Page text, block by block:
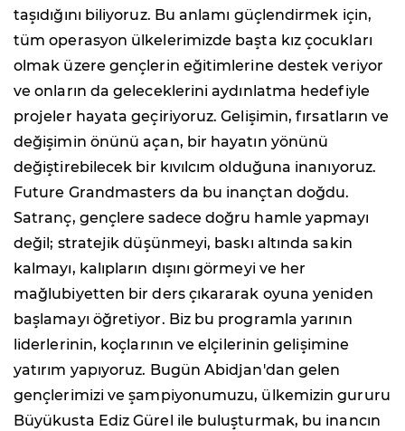
taşıdığını biliyoruz. Bu anlamı güçlendirmek için,
tüm operasyon ülkelerimizde başta kız çocukları
olmak üzere gençlerin eğitimlerine destek veriyor
ve onların da geleceklerini aydınlatma hedefiyle
projeler hayata geçiriyoruz. Gelişimin, fırsatların ve
değişimin önünü açan, bir hayatın yönünü
değiştirebilecek bir kıvılcım olduğuna inanıyoruz.
Future Grandmasters da bu inançtan doğdu.
Satranç, gençlere sadece doğru hamle yapmayı
değil; stratejik düşünmeyi, baskı altında sakin
kalmayı, kalıpların dışını görmeyi ve her
mağlubiyetten bir ders çıkararak oyuna yeniden
başlamayı öğretiyor. Biz bu programla yarının
liderlerinin, koçlarının ve elçilerinin gelişimine
yatırım yapıyoruz. Bugün Abidjan'dan gelen
gençlerimizi ve şampiyonumuzu, ülkemizin gururu
Büyükusta Ediz Gürel ile buluşturmak, bu inancın